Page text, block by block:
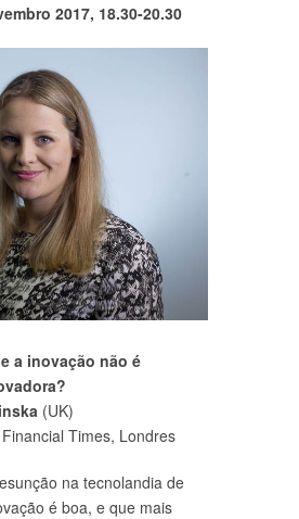
2017, 18.30-20.30
a inovação não é
(UK)
Times, Londres
na tecnolandia de
é boa, e que mais